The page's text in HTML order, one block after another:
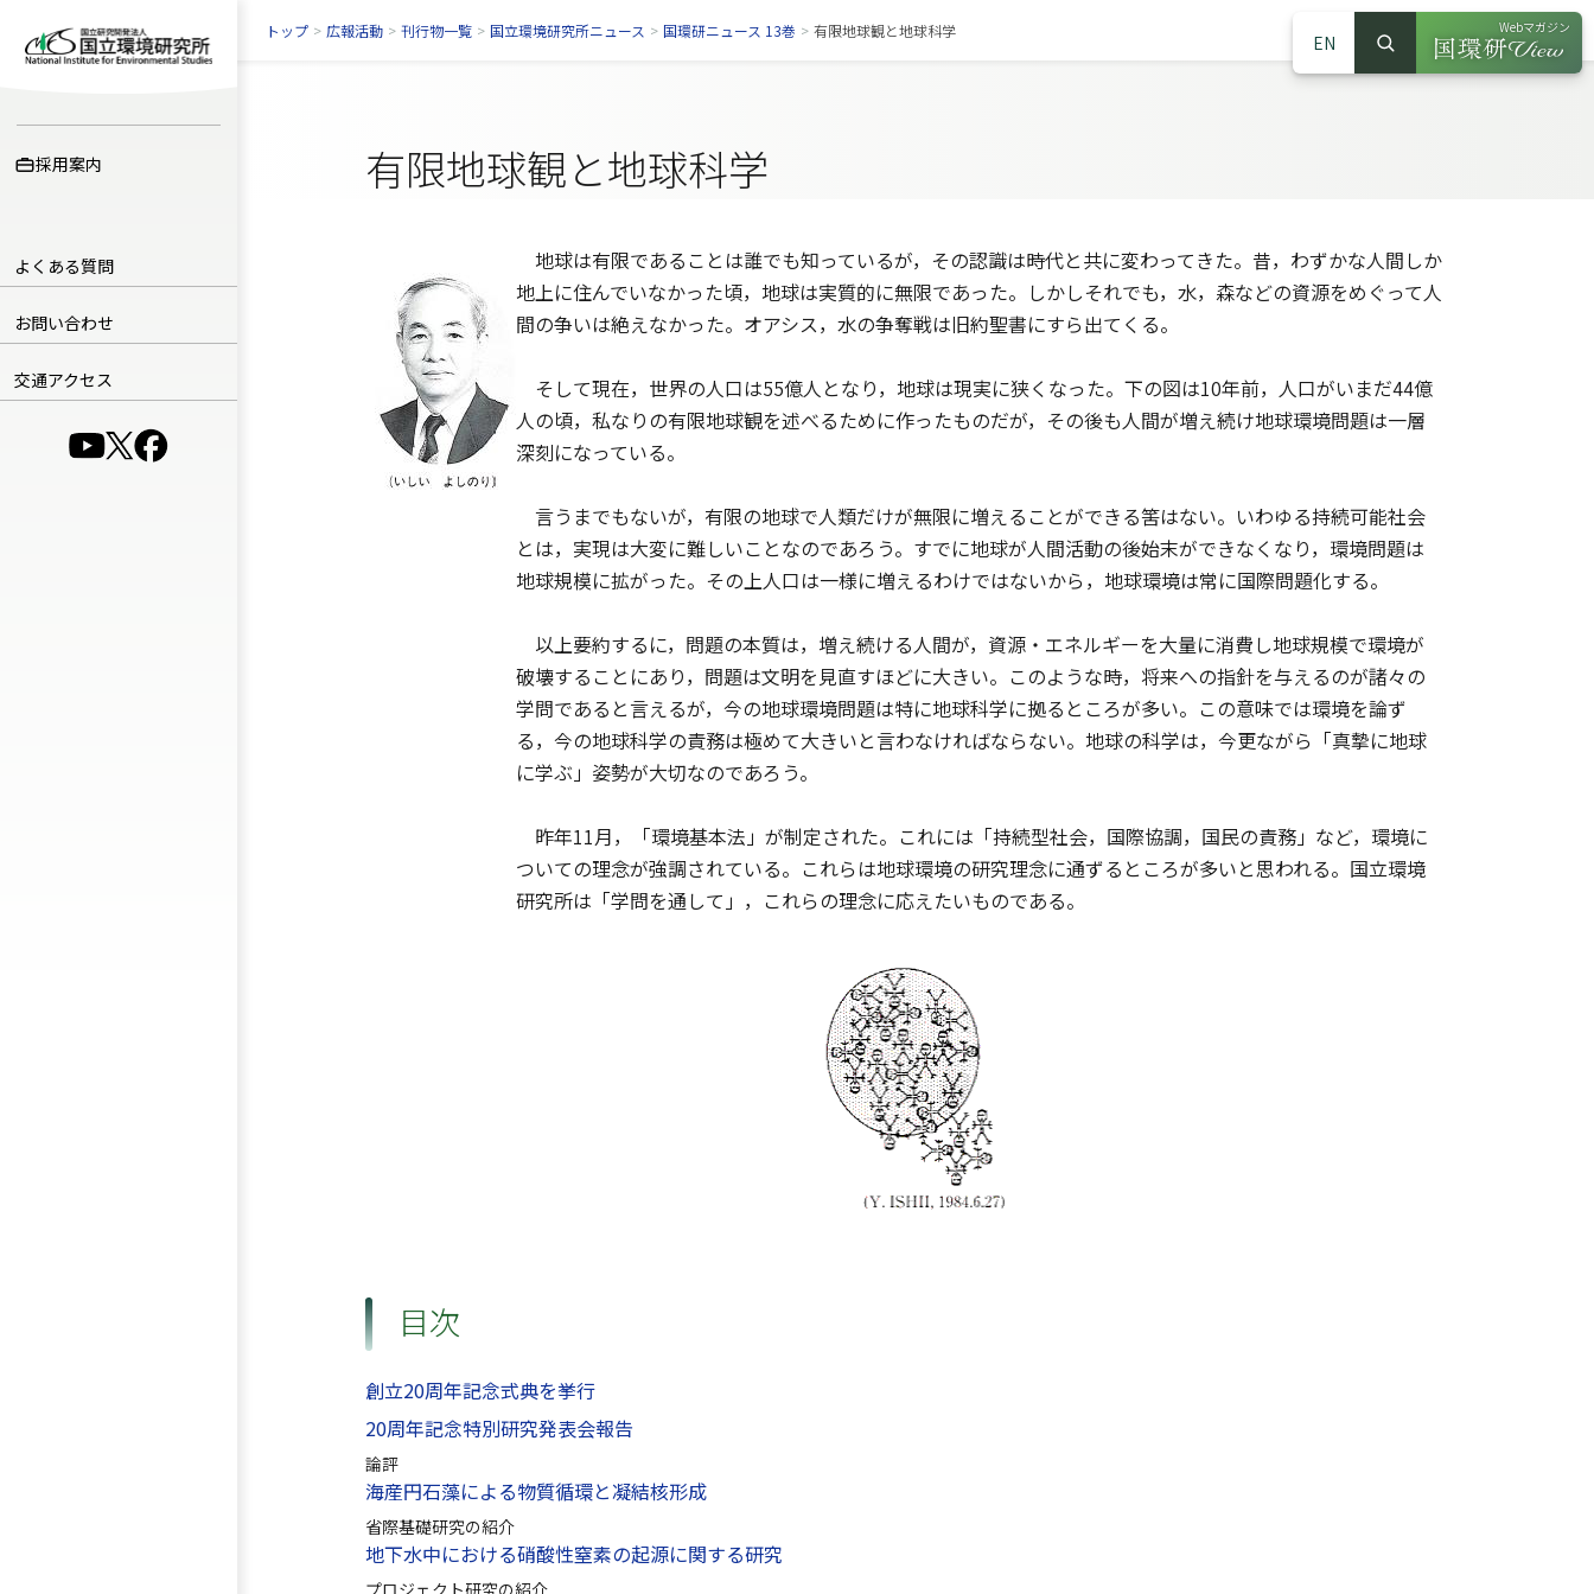
採用案内
よくある質問
お問い合わせ
交通アクセス
（別ウインドウで開きます）
（別ウインドウで開きます）
（別ウインドウで開きます）
EN
サイト内検索
検索
Webマガジン
（別ウインドウ
トップ > 広報活動 > 刊行物一覧 > 国立環境研究所ニュース > 国環研ニュース 13巻 > 有限地球観と地球科学
有限地球観と地球科学
地球は有限であることは誰でも知っているが，その認識は時代と共に変わってきた。昔，わずかな人間しか
地上に住んでいなかった頃，地球は実質的に無限であった。しかしそれでも，水，森などの資源をめぐって人
間の争いは絶えなかった。オアシス，水の争奪戦は旧約聖書にすら出てくる。
そして現在，世界の人口は55億人となり，地球は現実に狭くなった。下の図は10年前，人口がいまだ44億
人の頃，私なりの有限地球観を述べるために作ったものだが，その後も人間が増え続け地球環境問題は一層
深刻になっている。
言うまでもないが，有限の地球で人類だけが無限に増えることができる筈はない。いわゆる持続可能社会
とは，実現は大変に難しいことなのであろう。すでに地球が人間活動の後始末ができなくなり，環境問題は
地球規模に拡がった。その上人口は一様に増えるわけではないから，地球環境は常に国際問題化する。
以上要約するに，問題の本質は，増え続ける人間が，資源・エネルギーを大量に消費し地球規模で環境が
破壊することにあり，問題は文明を見直すほどに大きい。このような時，将来への指針を与えるのが諸々の
学問であると言えるが，今の地球環境問題は特に地球科学に拠るところが多い。この意味では環境を論ず
る，今の地球科学の責務は極めて大きいと言わなければならない。地球の科学は，今更ながら「真摯に地球
に学ぶ」姿勢が大切なのであろう。
昨年11月，「環境基本法」が制定された。これには「持続型社会，国際協調，国民の責務」など，環境に
ついての理念が強調されている。これらは地球環境の研究理念に通ずるところが多いと思われる。国立環境
研究所は「学問を通して」，これらの理念に応えたいものである。
目次
創立20周年記念式典を挙行
20周年記念特別研究発表会報告
論評
海産円石藻による物質循環と凝結核形成
省際基礎研究の紹介
地下水中における硝酸性窒素の起源に関する研究
プロジェクト研究の紹介